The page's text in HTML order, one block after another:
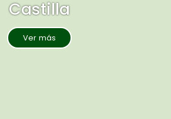
Castilla
Ver más